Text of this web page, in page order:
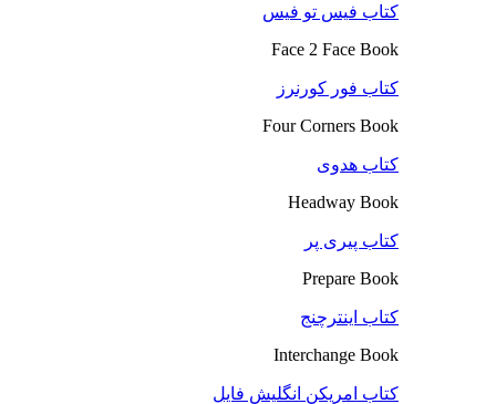
کتاب فیس تو فیس
Face 2 Face Book
کتاب فور کورنرز
Four Corners Book
کتاب هدوی
Headway Book
کتاب پیری پر
Prepare Book
کتاب اینترچنج
Interchange Book
کتاب امریکن انگلیش فایل